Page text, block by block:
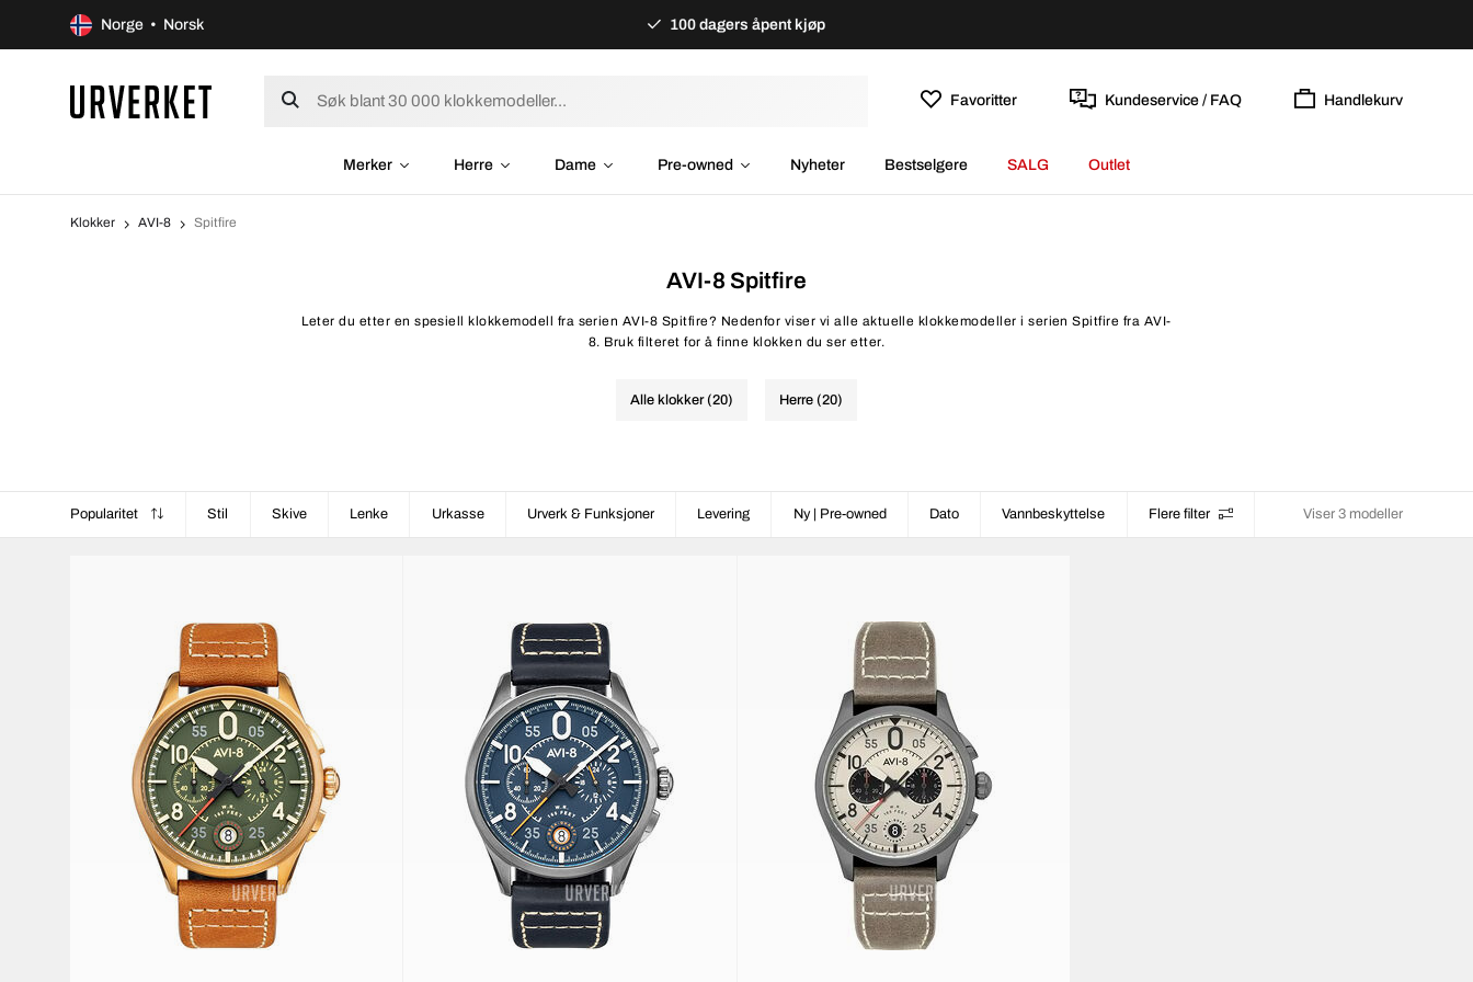
Norge • Norsk 100 dagers åpent kjøp
Favoritter Kundeservice / FAQ Handlekurv
Merker Herre Dame Pre-owned Nyheter Bestselgere SALG Outlet
Klokker AVI-8 Spitfire
AVI-8 Spitfire
Leter du etter en spesiell klokkemodell fra serien AVI-8 Spitfire? Nedenfor viser vi alle aktuelle klokkemodeller i serien Spitfire fra AVI-
8. Bruk filteret for å finne klokken du ser etter.
Alle klokker (20) Herre (20)
Popularitet Stil Skive Lenke Urkasse Urverk & Funksjoner Levering Ny | Pre-owned Dato Vannbeskyttelse Flere filter Viser 3 modeller